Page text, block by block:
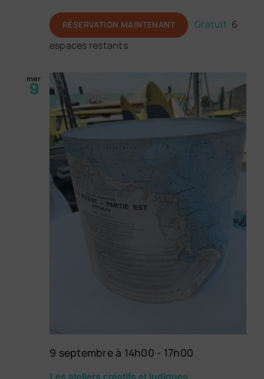
RÉSERVATION MAINTENANT Gratuit 6
espaces restants
mer
9
Les ateliers créatifs et ludiques
9 septembre à 14h00 - 17h00